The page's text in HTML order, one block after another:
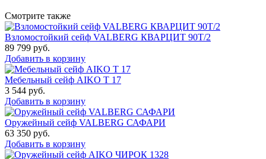
Смотрите также
Взломостойкий сейф VALBERG КВАРЦИТ 90Т/2
89 799 руб.
Добавить в корзину
Мебельный сейф AIKO Т 17
3 544 руб.
Добавить в корзину
Оружейный сейф VALBERG САФАРИ
63 350 руб.
Добавить в корзину